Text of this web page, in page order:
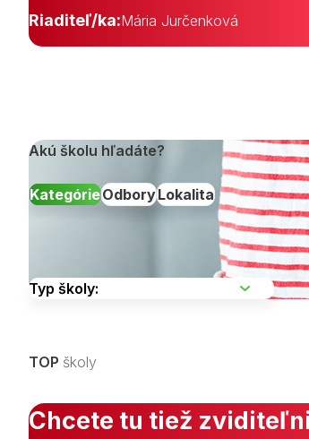
Riaditeľ/ka:Mária Jurčenková
Akú školu hľadáte?
KategórieOdboryLokalita
TOP školy
Chcete tu tiež